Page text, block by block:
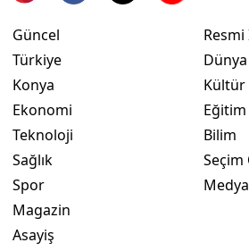
Güncel
Türkiye
Konya
Ekonomi
Teknoloji
Sağlık
Spor
Magazin
Asayiş
Dünya
Kültür
Eğitim
Bilim
Seçim
Medya